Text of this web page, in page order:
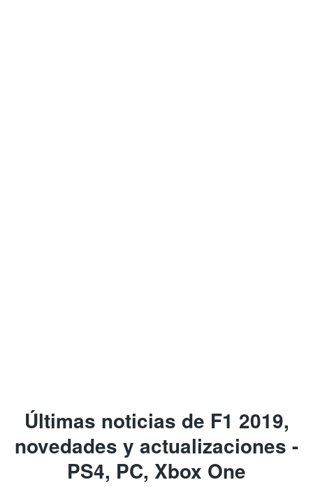
Últimas noticias de F1 2019,
novedades y actualizaciones -
PS4, PC, Xbox One